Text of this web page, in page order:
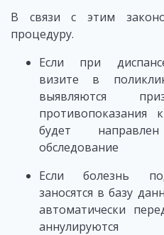
В связи с этим
процедуру.
Если при
визите в
выявляются
противопоказания
будет
обследование
Если болезнь
заносятся в базу
автоматически
аннулируются